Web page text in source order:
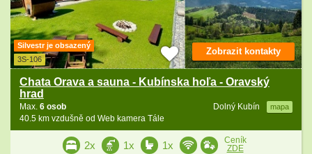
Silvestr je obsazený
3S-106
Chata Orava a sauna - Kubínska hoľa - Oravský
hrad
Dolný Kubín mapa
Max. 6 osob
40.5 km vzdušně od Web kamera Tále
Zobrazit kontakty
2x 1x 1x
Ceník
ZDE